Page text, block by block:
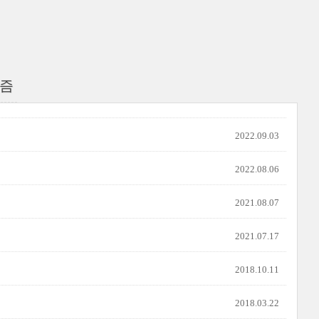
2022.09.03
2022.08.06
2021.08.07
2021.07.17
2018.10.11
2018.03.22